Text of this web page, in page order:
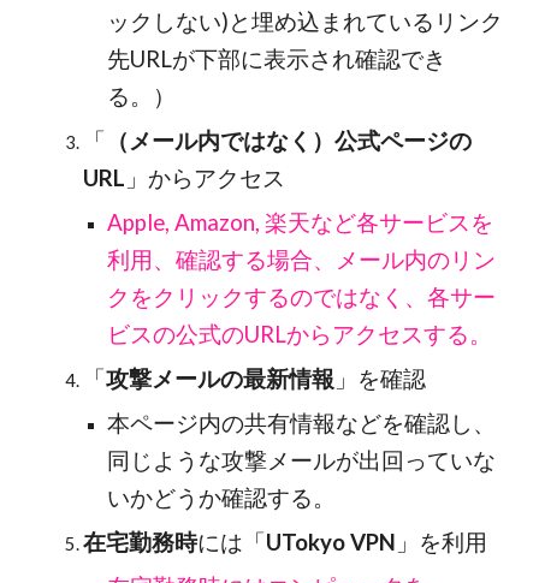
ックしない)と埋め込まれているリンク
先URLが下部に表示され確認でき
る。）
「
（メール内ではなく）公式ページの
URL 」からアクセス
Apple, Amazon, 楽天など各サービスを
利用、確認する場合、メール内のリン
クをクリックするのではなく、各サー
ビスの公式のURLからアクセスする。
「攻撃メールの最新情報 」を確認
本ページ内の共有情報などを確認し、
同じような攻撃メールが出回っていな
いかどうか確認する。
在宅勤務時には「UTokyo VPN 」を利用